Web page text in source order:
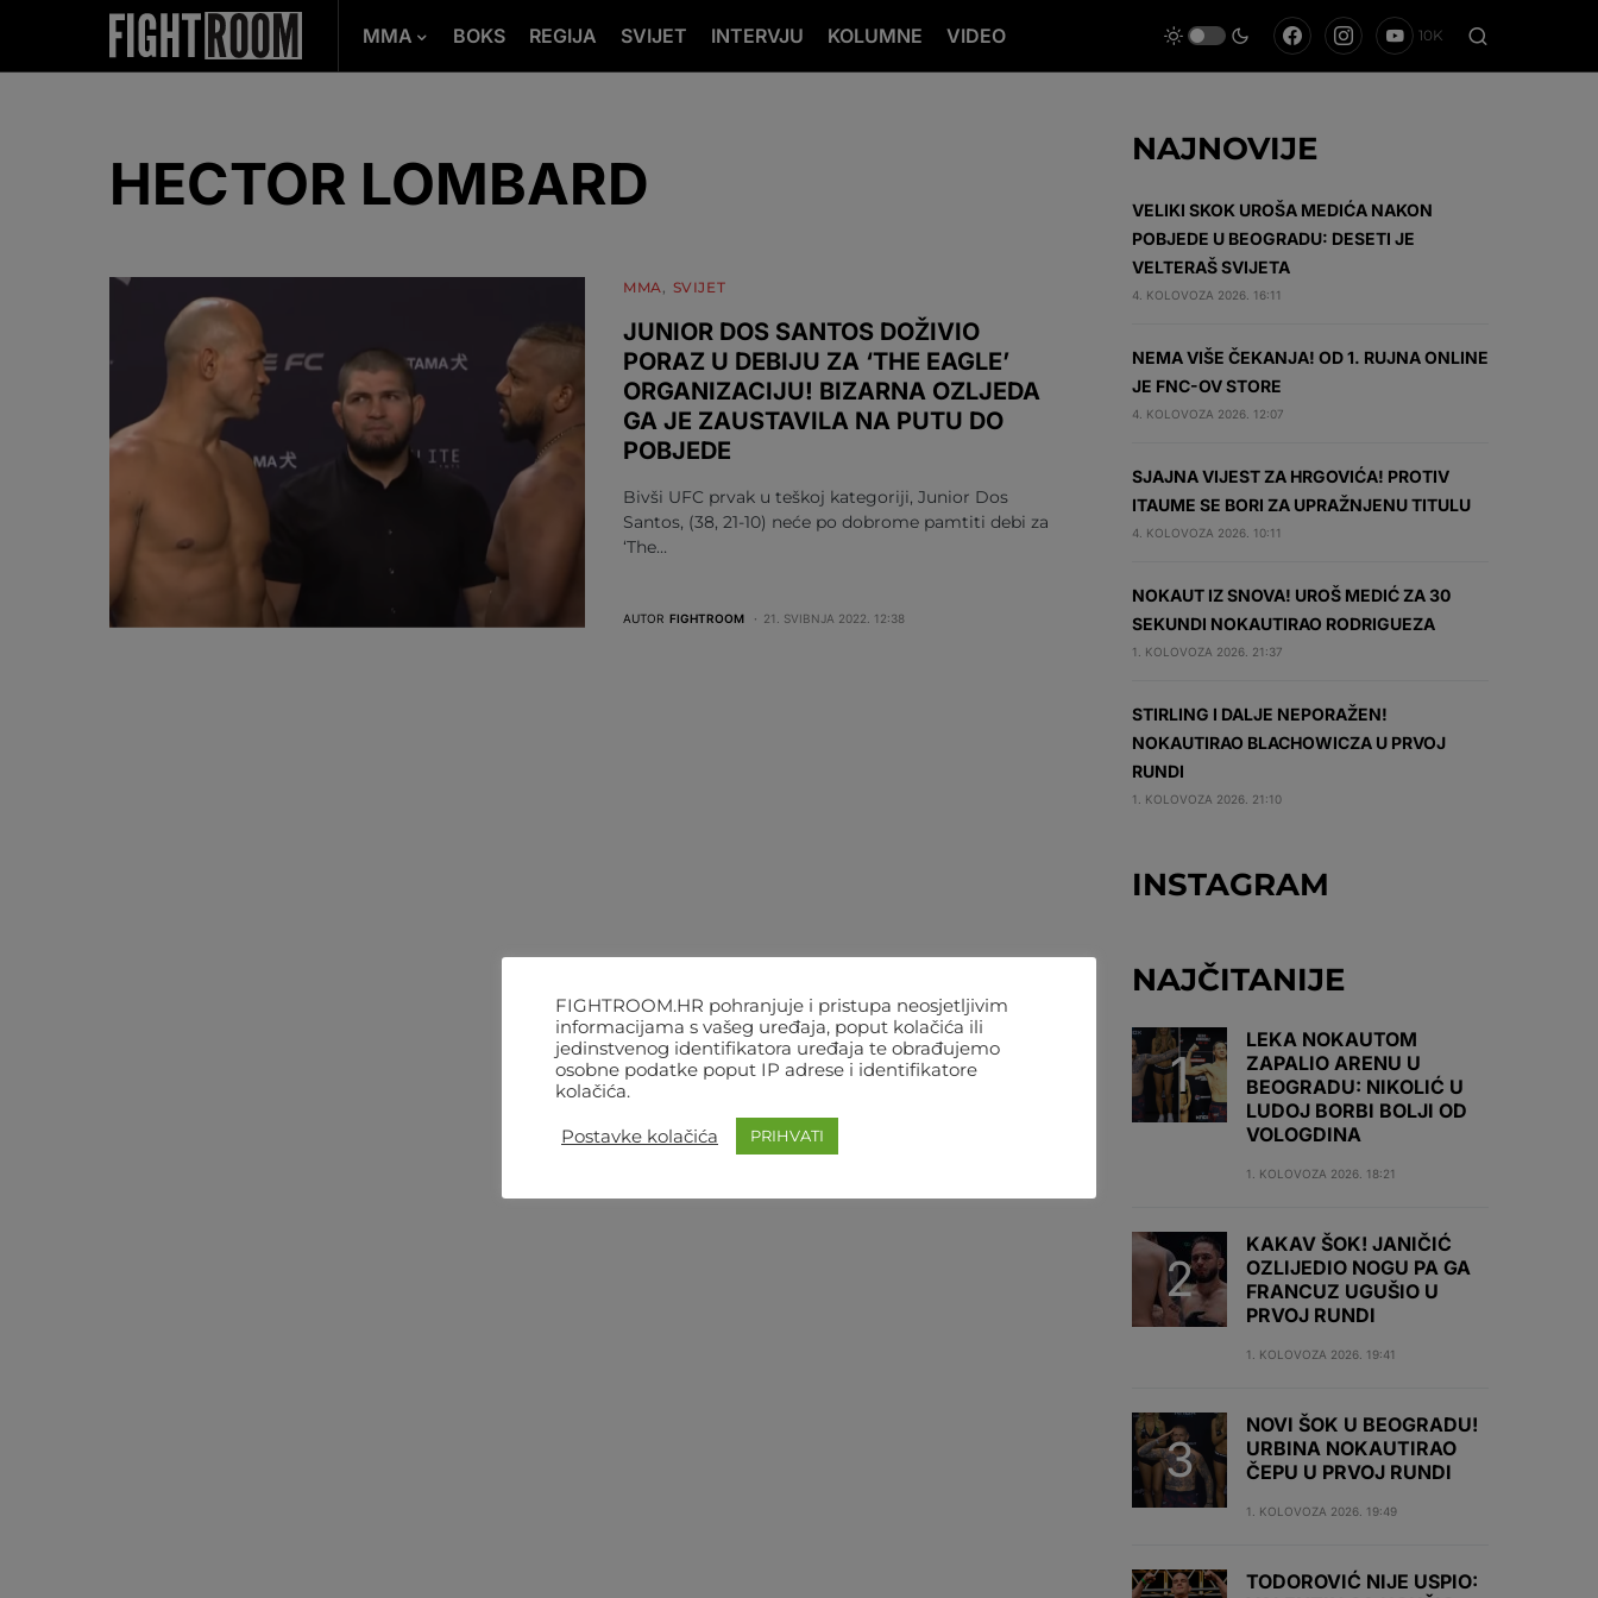
MMA BOKS REGIJA SVIJET INTERVJU KOLUMNE VIDEO 10K
HECTOR LOMBARD
MMA SVIJET
JUNIOR DOS SANTOS DOŽIVIO
PORAZ U DEBIJU ZA ‘THE EAGLE’
ORGANIZACIJU! BIZARNA OZLJEDA
GA JE ZAUSTAVILA NA PUTU DO
POBJEDE
Bivši UFC prvak u teškoj kategoriji, Junior Dos
Santos, (38, 21-10) neće po dobrome pamtiti debi za
‘The…
AUTOR FIGHTROOM 21. SVIBNJA 2022. 12:38
NAJNOVIJE
VELIKI SKOK UROŠA MEDIĆA NAKON
POBJEDE U BEOGRADU: DESETI JE
VELTERAŠ SVIJETA
4. KOLOVOZA 2026. 16:11
NEMA VIŠE ČEKANJA! OD 1. RUJNA ONLINE
JE FNC-OV STORE
4. KOLOVOZA 2026. 12:07
SJAJNA VIJEST ZA HRGOVIĆA! PROTIV
ITAUME SE BORI ZA UPRAŽNJENU TITULU
4. KOLOVOZA 2026. 10:11
NOKAUT IZ SNOVA! UROŠ MEDIĆ ZA 30
SEKUNDI NOKAUTIRAO RODRIGUEZA
1. KOLOVOZA 2026. 21:37
STIRLING I DALJE NEPORAŽEN!
NOKAUTIRAO BLACHOWICZA U PRVOJ
RUNDI
1. KOLOVOZA 2026. 21:10
INSTAGRAM
NAJČITANIJE
LEKA NOKAUTOM
ZAPALIO ARENU U
BEOGRADU: NIKOLIĆ U
LUDOJ BORBI BOLJI OD
VOLOGDINA
1. KOLOVOZA 2026. 18:21
KAKAV ŠOK! JANIČIĆ
OZLIJEDIO NOGU PA GA
FRANCUZ UGUŠIO U
PRVOJ RUNDI
1. KOLOVOZA 2026. 19:41
NOVI ŠOK U BEOGRADU!
URBINA NOKAUTIRAO
ČEPU U PRVOJ RUNDI
1. KOLOVOZA 2026. 19:49
TODOROVIĆ NIJE USPIO:
FIGHTROOM.HR pohranjuje i pristupa neosjetljivim
informacijama s vašeg uređaja, poput kolačića ili
jedinstvenog identifikatora uređaja te obrađujemo
osobne podatke poput IP adrese i identifikatore
kolačića.
Postavke kolačića PRIHVATI